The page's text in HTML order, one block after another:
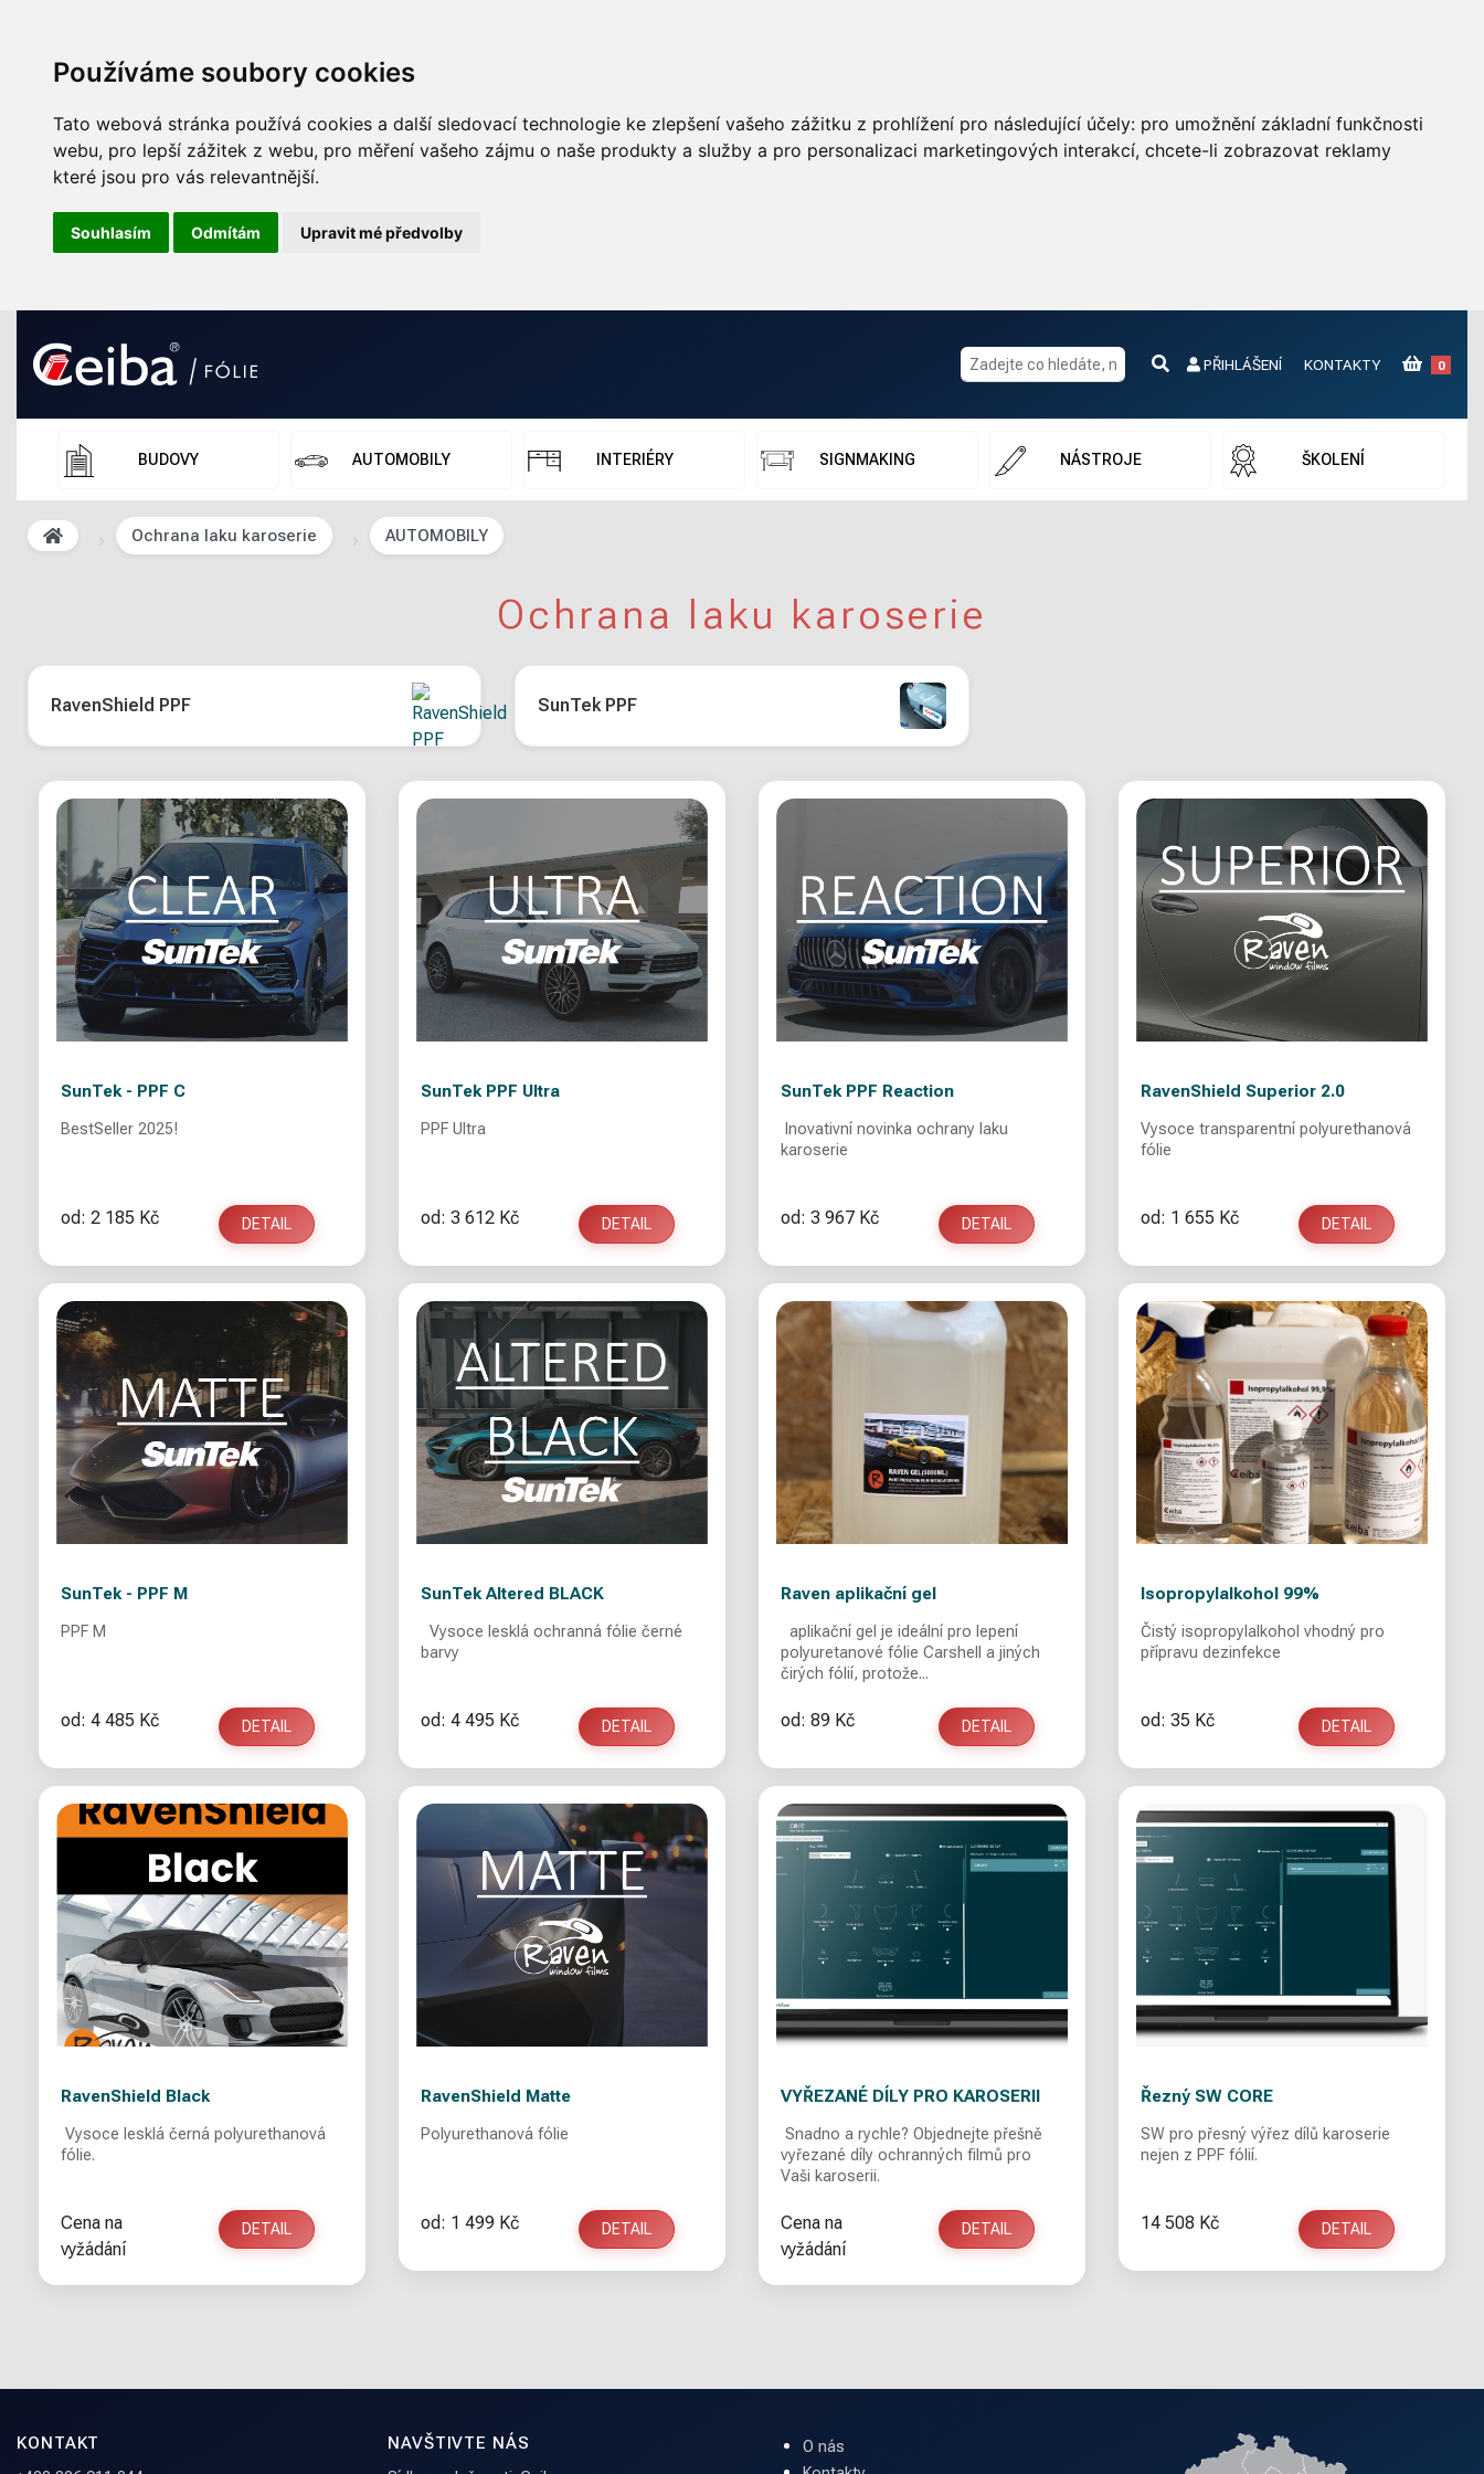
Používáme soubory cookies
Tato webová stránka používá cookies a další sledovací technologie ke zlepšení vašeho zážitku z prohlížení pro následující účely: pro umožnění základní funkčnosti
webu, pro lepší zážitek z webu, pro měření vašeho zájmu o naše produkty a služby a pro personalizaci marketingových interakcí, chcete-li zobrazovat reklamy
které jsou pro vás relevantnější.
Souhlasím Odmítám Upravit mé předvolby
PŘIHLÁŠENÍ KONTAKTY 0
BUDOVY AUTOMOBILY INTERIÉRY SIGNMAKING NÁSTROJE ŠKOLENÍ
Ochrana laku karoserie AUTOMOBILY
Ochrana laku karoserie
RavenShield PPF SunTek PPF
SunTek - PPF C
BestSeller 2025!
od: 2 185 Kč DETAIL
SunTek PPF Ultra
PPF Ultra
od: 3 612 Kč DETAIL
SunTek PPF Reaction
Inovativní novinka ochrany laku
karoserie
od: 3 967 Kč DETAIL
RavenShield Superior 2.0
Vysoce transparentní polyurethanová
fólie
od: 1 655 Kč DETAIL
SunTek - PPF M
PPF M
od: 4 485 Kč DETAIL
SunTek Altered BLACK
Vysoce lesklá ochranná fólie černé
barvy
od: 4 495 Kč DETAIL
Raven aplikační gel
aplikační gel je ideální pro lepení
polyuretanové fólie Carshell a jiných
čirých fólií, protože...
od: 89 Kč DETAIL
Isopropylalkohol 99%
Čistý isopropylalkohol vhodný pro
přípravu dezinfekce
od: 35 Kč DETAIL
RavenShield Black
Vysoce lesklá černá polyurethanová
fólie.
Cena na
vyžádání
DETAIL
RavenShield Matte
od: 1 499 Kč DETAIL
VYŘEZANÉ DÍLY PRO KAROSERII
Snadno a rychle? Objednejte přešně
vyřezané díly ochranných filmů pro
Vaši karoserii.
Cena na
vyžádání
DETAIL
Řezný SW CORE
SW pro přesný výřez dílů karoserie
nejen z PPF fólií.
14 508 Kč DETAIL
KONTAKT NAVŠTIVTE NÁS
O nás